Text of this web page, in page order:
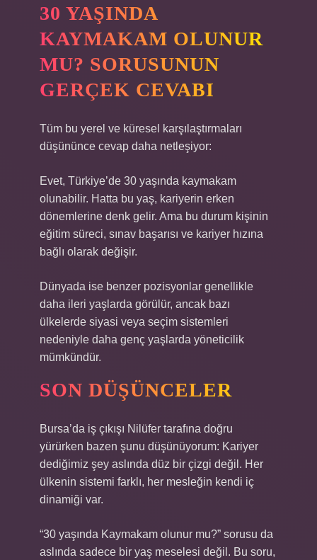
30 YAŞINDA
KAYMAKAM OLUNUR
MU? SORUSUNUN
GERÇEK CEVABI
Tüm bu yerel ve küresel karşılaştırmaları
düşününce cevap daha netleşiyor:
Evet, Türkiye’de 30 yaşında kaymakam
olunabilir. Hatta bu yaş, kariyerin erken
dönemlerine denk gelir. Ama bu durum kişinin
eğitim süreci, sınav başarısı ve kariyer hızına
bağlı olarak değişir.
Dünyada ise benzer pozisyonlar genellikle
daha ileri yaşlarda görülür, ancak bazı
ülkelerde siyasi veya seçim sistemleri
nedeniyle daha genç yaşlarda yöneticilik
mümkündür.
SON DÜŞÜNCELER
Bursa’da iş çıkışı Nilüfer tarafına doğru
yürürken bazen şunu düşünüyorum: Kariyer
dediğimiz şey aslında düz bir çizgi değil. Her
ülkenin sistemi farklı, her mesleğin kendi iç
dinamiği var.
“30 yaşında Kaymakam olunur mu?” sorusu da
aslında sadece bir yaş meselesi değil. Bu soru,